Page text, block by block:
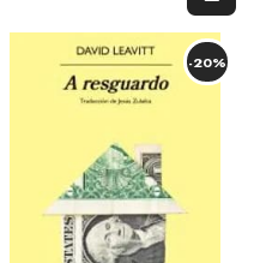
-20%